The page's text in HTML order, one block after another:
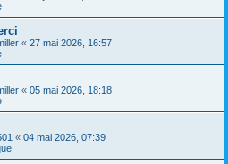
« 27 mai 2026, 16:57
« 05 mai 2026, 18:18
« 04 mai 2026, 07:39